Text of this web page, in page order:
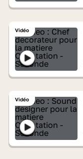
Vidéo
Vidéo